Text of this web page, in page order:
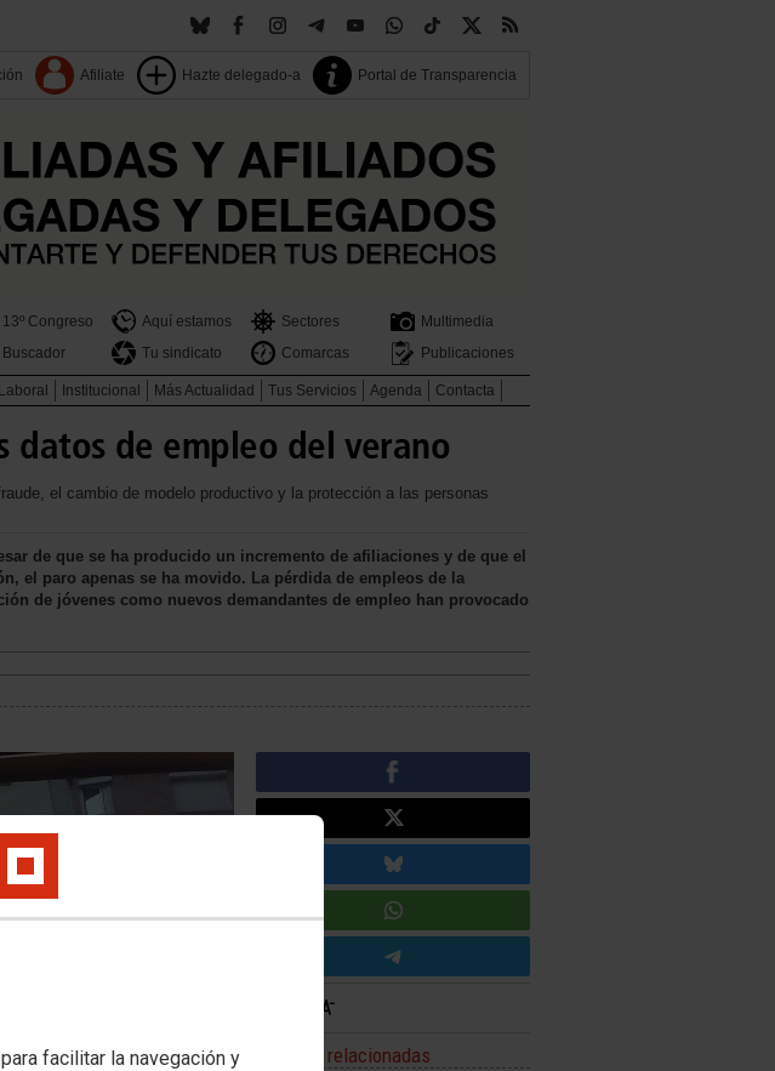
facilitar la navegación y
Afiliate Hazte delegado-a Portal de Transparencia
13º Congreso Aquí estamos Sectores
Multimedia
Buscador
Tu sindicato Comarcas Publicaciones
Institucional Más Actualidad Tus Servicios Agenda Contacta
datos de empleo del verano
el cambio de modelo productivo y la protección a las personas
de que se ha producido un incremento de afiliaciones y de que el
el paro apenas se ha movido. La pérdida de empleos de la
de jóvenes como nuevos demandantes de empleo han provocado
Noticias relacionadas